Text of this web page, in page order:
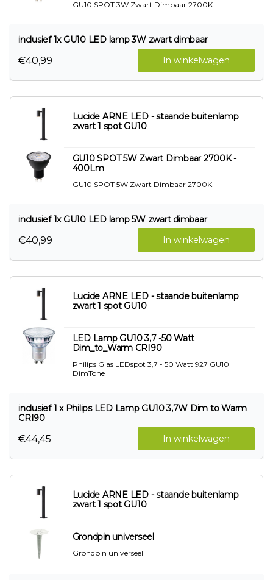
GU10 SPOT 3W Zwart Dimbaar 2700K
inclusief 1x GU10 LED lamp 3W zwart dimbaar
In winkelwagen
€40,99
Lucide ARNE LED - staande buitenlamp
zwart 1 spot GU10
GU10 SPOT 5W Zwart Dimbaar 2700K -
400Lm
GU10 SPOT 5W Zwart Dimbaar 2700K
inclusief 1x GU10 LED lamp 5W zwart dimbaar
In winkelwagen
€40,99
Lucide ARNE LED - staande buitenlamp
zwart 1 spot GU10
LED Lamp GU10 3,7 -50 Watt
Dim_to_Warm CRI90
Philips Glas LEDspot 3,7 - 50 Watt 927 GU10
DimTone
inclusief 1 x Philips LED Lamp GU10 3,7W Dim to Warm
CRI90
In winkelwagen
€44,45
Lucide ARNE LED - staande buitenlamp
zwart 1 spot GU10
Grondpin universeel
Grondpin universeel